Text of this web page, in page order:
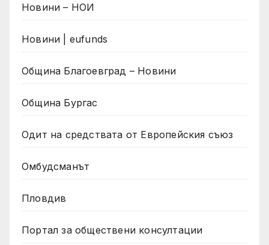
Новини – НОИ
Новини | eufunds
Община Благоевград – Новини
Община Бургас
Одит на средствата от Европейския съюз
Омбудсманът
Пловдив
Портал за обществени консултации